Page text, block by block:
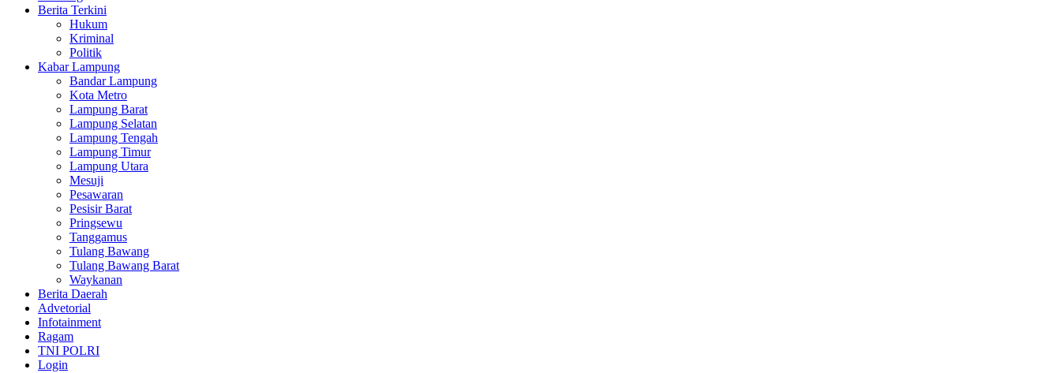
Berita Terkini
Hukum
Kriminal
Politik
Kabar Lampung
Bandar Lampung
Kota Metro
Lampung Barat
Lampung Selatan
Lampung Tengah
Lampung Timur
Lampung Utara
Mesuji
Pesawaran
Pesisir Barat
Pringsewu
Tanggamus
Tulang Bawang
Tulang Bawang Barat
Waykanan
Berita Daerah
Advetorial
Infotainment
Ragam
TNI POLRI
Login